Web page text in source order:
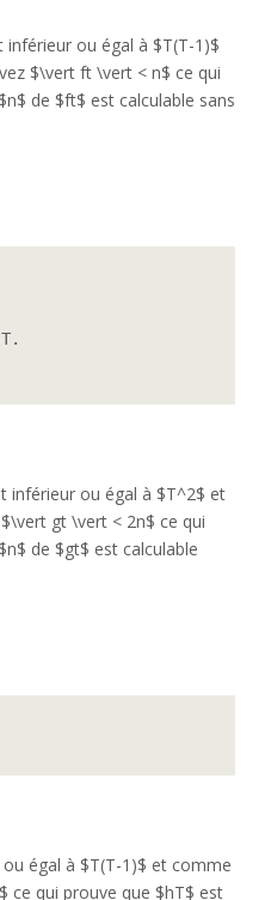
ou égal à $T(T-1)$
$\vert ft \vert < n$ ce qui
de $ft$ est calculable sans
inférieur ou égal à $T^2$ et
gt \vert < 2n$ ce qui
de $gt$ est calculable
égal à $T(T-1)$ et comme
ce qui prouve que $hT$ est